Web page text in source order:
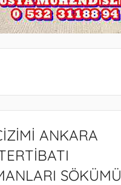
ANKARA
SÖKÜMÜ